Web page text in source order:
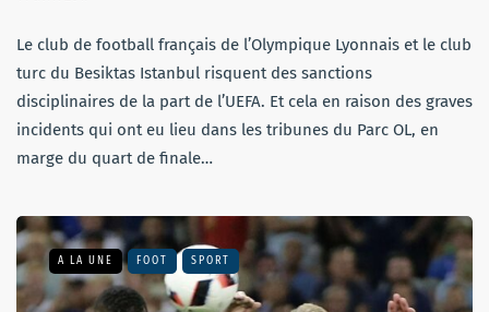
Le club de football français de l’Olympique Lyonnais et le club
turc du Besiktas Istanbul risquent des sanctions
disciplinaires de la part de l’UEFA. Et cela en raison des graves
incidents qui ont eu lieu dans les tribunes du Parc OL, en
marge du quart de finale…
A LA UNE FOOT SPORT